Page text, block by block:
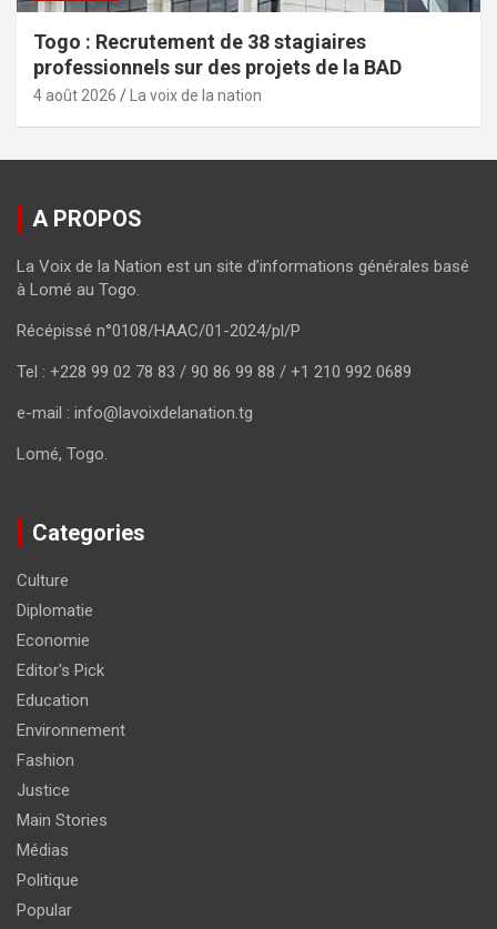
Togo : Recrutement de 38 stagiaires
professionnels sur des projets de la BAD
4 août 2026 La voix de la nation
A PROPOS
La Voix de la Nation est un site d’informations générales basé
à Lomé au Togo.
Récépissé n°0108/HAAC/01-2024/pl/P
Tel : +228 99 02 78 83 / 90 86 99 88 / +1 210 992 0689
e-mail : info@lavoixdelanation.tg
Lomé, Togo.
Categories
Culture
Diplomatie
Economie
Editor's Pick
Education
Environnement
Fashion
Justice
Main Stories
Médias
Politique
Popular